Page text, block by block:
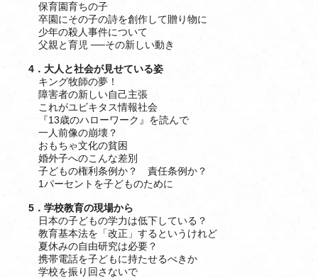
保育園育ちの子
卒園にその子の詩を創作して贈り物に
少年の殺人事件について
父親と育児 ──その新しい動き
4．大人と社会が見せている姿
キング牧師の夢！
障害者の新しい自己主張
これがユビキタス情報社会
『13歳のハローワーク』を読んで
一人前像の崩壊？
おもちゃ文化の貧困
婚外子へのこんな差別
子どもの権利条例か？ 責任条例か？
1パーセントを子どものために
5．学校教育の現場から
日本の子どもの学力は低下している？
教育基本法を「改正」するというけれど
夏休みの自由研究は必要？
携帯電話を子どもに持たせるべきか
学校を振り回さないで